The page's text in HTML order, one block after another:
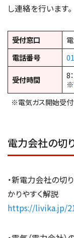
し連絡を行います。
受付窓口
電話番号
受付時間
8
※
※電気ガス開始受付
電力会社の切
・新電力会社の切
かりやすく解説
https://livika.jp/